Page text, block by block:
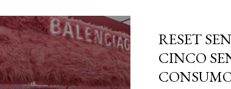
RESET
CINCO